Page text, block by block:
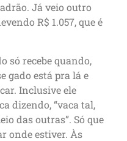
Já veio outro
R$ 1.057, que é
só recebe quando,
gado está pra lá e
Inclusive ele
dizendo, “vaca tal,
das outras”. Só que
onde estiver. Às